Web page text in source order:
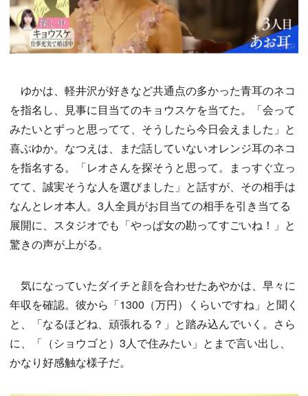
ゆかは、軽井沢が好きなど共通点の多かった青耳のネコ
を指名し、見事に目当てのキョウスケを当てた。「会って
みたいとずっと思ってて、そうしたら今日会えました」と
喜ぶゆか。なつえは、まだ話していないオレンジ耳のネコ
を指名する。「レオさんを探そうと思って。まっすぐ立っ
てて、誠実そうな人を選びました」と話すが、その相手は
なんとレオ本人。3人全員がお目当ての相手を引き当てる
展開に、スタジオでも「やっぱ女の勘ってすごいね！」と
驚きの声が上がる。
気になっていたダイチと顔を合わせたあやかは、早々に
年収を確認。彼から「1300（万円）くらいですね」と聞く
と、「なるほどね、頑張れる？」と踏み込んでいく。さら
に、「（ショウゴと）3人で住みたい」とまで言い出し、
かなり好感触な様子だ。